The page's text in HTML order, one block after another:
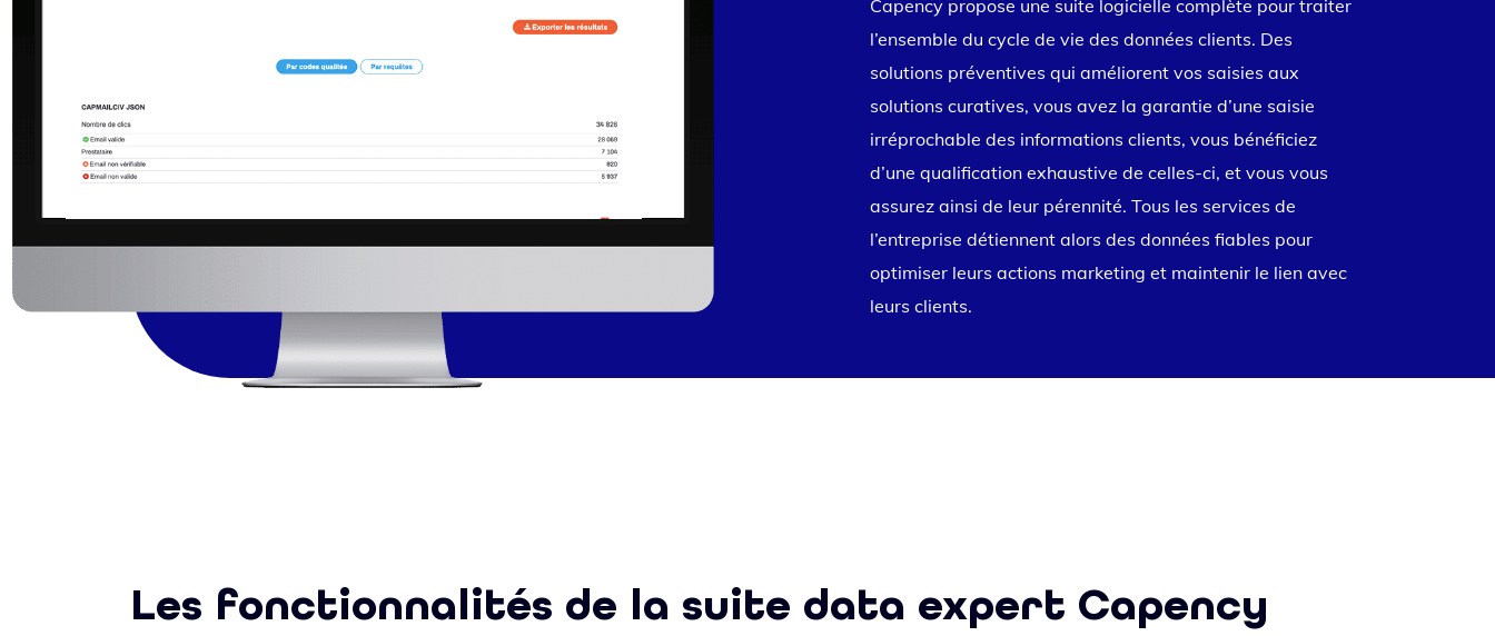
Capency propose une suite logicielle complète pour traiter
l’ensemble du cycle de vie des données clients. Des
solutions préventives qui améliorent vos saisies aux
solutions curatives, vous avez la garantie d’une saisie
irréprochable des informations clients, vous bénéficiez
d’une qualification exhaustive de celles-ci, et vous vous
assurez ainsi de leur pérennité. Tous les services de
l’entreprise détiennent alors des données fiables pour
optimiser leurs actions marketing et maintenir le lien avec
leurs clients.
Les fonctionnalités de la suite data expert Capency